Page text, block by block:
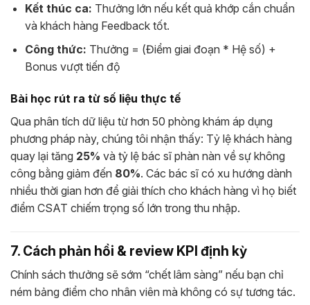
Kết thúc ca: Thưởng lớn nếu kết quả khớp cắn chuẩn
và khách hàng Feedback tốt.
Công thức: Thưởng = (Điểm giai đoạn * Hệ số) +
Bonus vượt tiến độ
Bài học rút ra từ số liệu thực tế
Qua phân tích dữ liệu từ hơn 50 phòng khám áp dụng
phương pháp này, chúng tôi nhận thấy: Tỷ lệ khách hàng
quay lại tăng 25% và tỷ lệ bác sĩ phàn nàn về sự không
công bằng giảm đến 80%. Các bác sĩ có xu hướng dành
nhiều thời gian hơn để giải thích cho khách hàng vì họ biết
điểm CSAT chiếm trọng số lớn trong thu nhập.
7. Cách phản hồi & review KPI định kỳ
Chính sách thưởng sẽ sớm “chết lâm sàng” nếu bạn chỉ
ném bảng điểm cho nhân viên mà không có sự tương tác.